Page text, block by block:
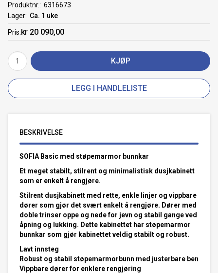
Produktnr.
6316673
Lager
Ca. 1 uke
Pris kr 20 090,00
KJØP
LEGG I HANDLELISTE
BESKRIVELSE
SOFIA Basic med støpemarmor bunnkar
Et meget stabilt, stilrent og minimalistisk dusjkabinett
som er enkelt å rengjøre.
Stilrent dusjkabinett med rette, enkle linjer og vippbare
dører som gjør det svært enkelt å rengjøre. Dører med
doble trinser oppe og nede for jevn og stabil gange ved
åpning og lukking. Dette kabinettet har støpemarmor
bunnkar som gjør kabinettet veldig stabilt og robust.
Lavt innsteg
Robust og stabil støpemarmorbunn med justerbare ben
Vippbare dører for enklere rengjøring